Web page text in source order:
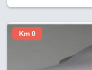
Km 0